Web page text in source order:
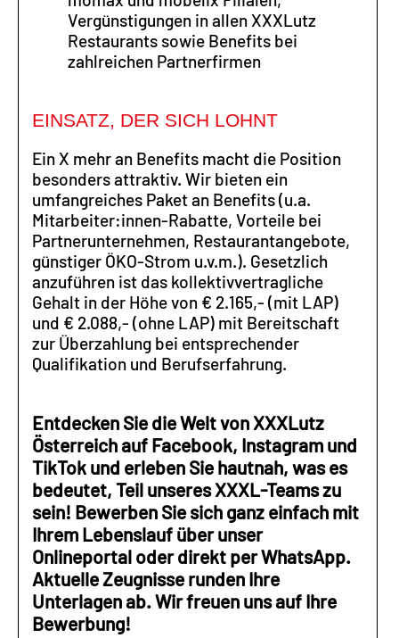
Vergünstigungen in allen XXXLutz
Restaurants sowie Benefits bei
zahlreichen Partnerfirmen
EINSATZ, DER SICH LOHNT
Ein X mehr an Benefits macht die Position
besonders attraktiv. Wir bieten ein
umfangreiches Paket an Benefits (u.a.
Mitarbeiter:innen-Rabatte, Vorteile bei
Partnerunternehmen, Restaurantangebote,
günstiger ÖKO-Strom u.v.m.). Gesetzlich
anzuführen ist das kollektivvertragliche
Gehalt in der Höhe von € 2.165,- (mit LAP)
und € 2.088,- (ohne LAP) mit Bereitschaft
zur Überzahlung bei entsprechender
Qualifikation und Berufserfahrung.
Entdecken Sie die Welt von XXXLutz
Österreich auf Facebook, Instagram und
TikTok und erleben Sie hautnah, was es
bedeutet, Teil unseres XXXL-Teams zu
sein! Bewerben Sie sich ganz einfach mit
Ihrem Lebenslauf über unser
Onlineportal oder direkt per WhatsApp.
Aktuelle Zeugnisse runden Ihre
Unterlagen ab. Wir freuen uns auf Ihre
Bewerbung!